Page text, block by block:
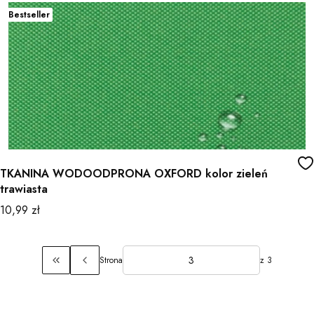
Bestseller
TKANINA WODOODPRONA OXFORD kolor zieleń
trawiasta
Cena
10,99 zł
Wróć do pierwszej strony z produktami
Strona z 3